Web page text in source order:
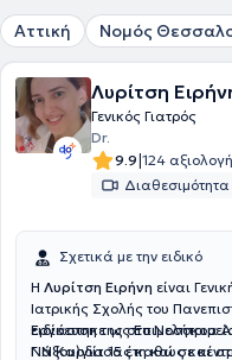
Αττική Νομός
Λυρίτση
Γενικός Γιατρός
Dr.
9.9|124
Διαθεσιμότητα
Σχετικά με την ειδικό
Η Λυρίτση Ειρήνη είναι
Ιατρικής Σχολής του
ειδίκευση της στο
Γ.Ν Καρδίτσας καθώς και
Εργάστηκε ως Επιμελήτρια
Νάξου)για 15 έτη και σε